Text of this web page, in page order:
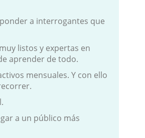
a interrogantes que
listos y expertas en
aprender de todo.
mensuales. Y con ello
a un público más